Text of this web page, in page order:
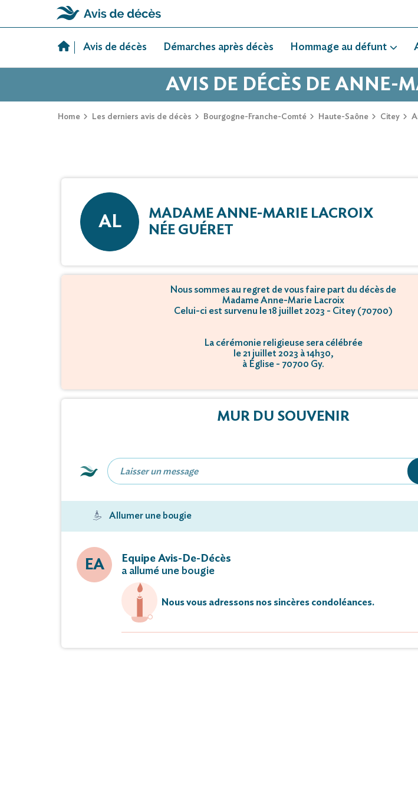
Avis de décès Démarches après décès Hommage au défunt
AVIS DE DÉCÈS DE ANNE-
Home Les derniers avis de décès Bourgogne-Franche-Comté Haute-Saône Citey
AL
MADAME ANNE-MARIE LACROIX
NÉE GUÉRET
Nous sommes au regret de vous faire part du décès de
Madame Anne-Marie Lacroix
Celui-ci est survenu le 18 juillet 2023 - Citey (70700)
La cérémonie religieuse sera célébrée
le 21 juillet 2023 à 14h30,
à Église - 70700 Gy.
MUR DU SOUVENIR
Allumer une bougie
EA
Equipe Avis-De-Décès
a allumé une bougie
Nous vous adressons nos sincères condoléances.